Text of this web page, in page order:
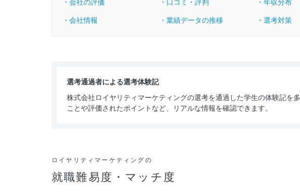
・会社の評価 ・口コミ・評判 ・年収分布
・会社情報 ・業績データの推移 ・選考対策
選考通過者による選考体験記
株式会社ロイヤリティマーケティングの選考を通過した学生の体験記を
ことや評価されたポイントなど、リアルな情報を確認できます。
ロイヤリティマーケティングの
就職難易度・マッチ度